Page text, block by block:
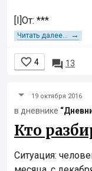
[I]От: ***
Читать далее... →
 4  13
19 октября 2016
в дневнике
Кто
Ситуация: